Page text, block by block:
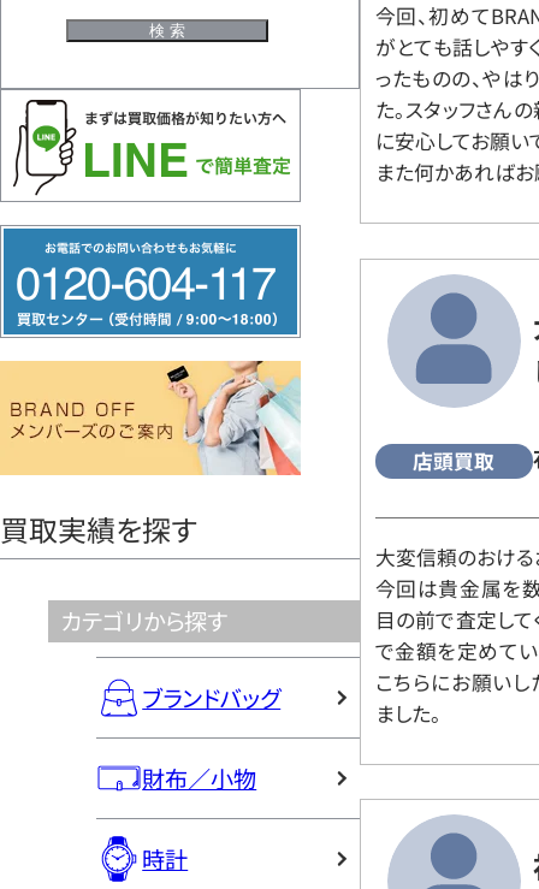
リ
ー
ヤ
買取実績を探す
カテゴリから探す
ブランドバッグ
財布／小物
時計
今回、初めて
がとても話しやす
ったものの、やは
た。スタッフさん
に安心してお願い
また何かあればお
店頭買取
大変信頼のおける
今回は貴金属を
目の前で査定して
で金額を定めてい
こちらにお願いし
ました。